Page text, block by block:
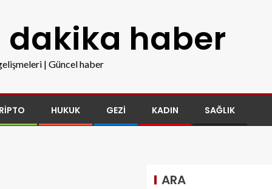
dakika haber
| Güncel haber
HUKUK GEZI KADIN SAĞLIK
ARA